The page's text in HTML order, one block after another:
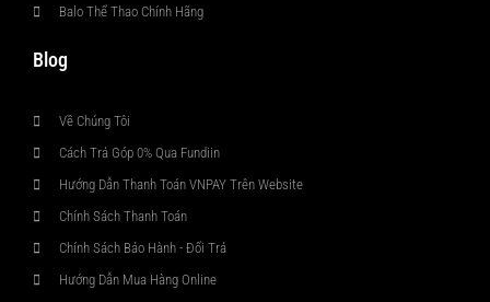
Balo Thể Thao Chính Hãng
Blog
Về Chúng Tôi
Cách Trả Góp 0% Qua Fundiin
Hướng Dẫn Thanh Toán VNPAY Trên Website
Chính Sách Thanh Toán
Chính Sách Bảo Hành - Đổi Trả
Hướng Dẫn Mua Hàng Online